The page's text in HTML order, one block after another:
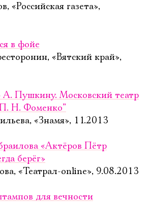
«Российская газета»,
в фойе
«Вятский край»,
А. Пушкину. Московский театр
П. Н. Фоменко”
«Знамя», 11.2013
«Актёров Пётр
берёг»
«Театрал-online», 9.08.2013
для вечности